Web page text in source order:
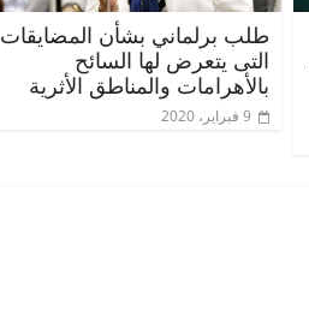
طلب برلماني بشأن المضايقات
التى يتعرض لها السائح
بالأهرامات والمناطق الأثرية
9 فبراير، 2020